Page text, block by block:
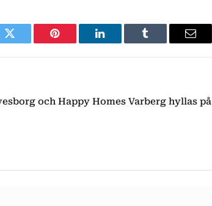
Twitter Pinterest LinkedIn Tumblr
E-
och Happy Homes Varberg hyllas på